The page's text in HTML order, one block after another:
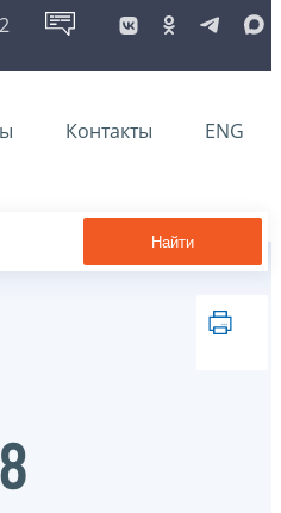
Контакты ENG
Найти